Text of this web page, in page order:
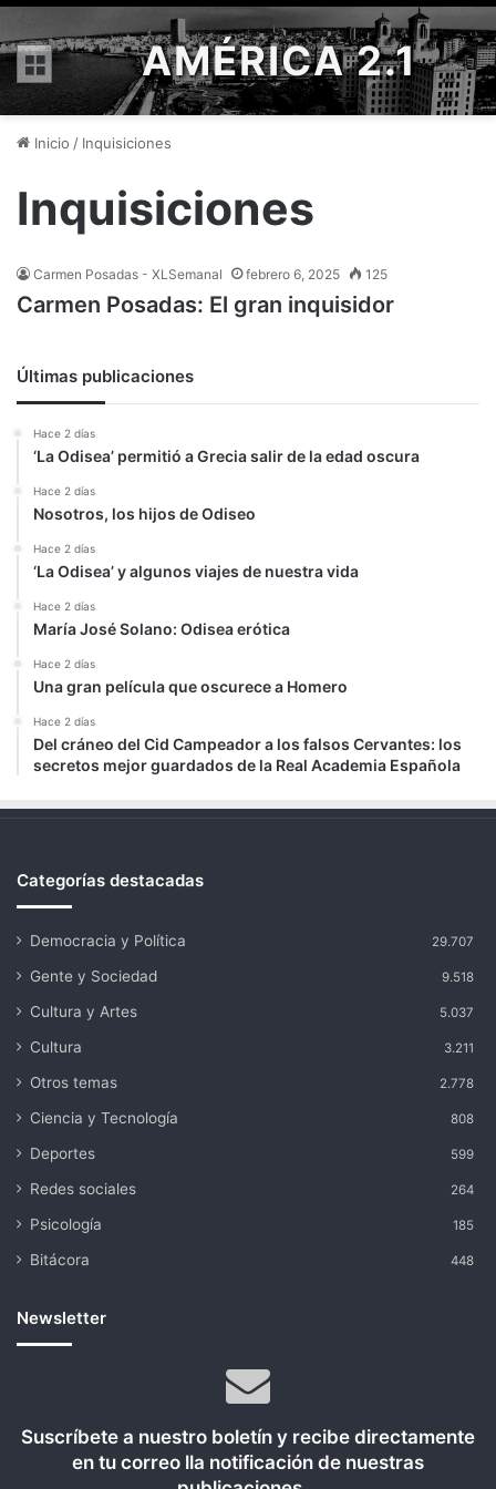
Menú AMÉRICA 2.1
Inicio / Inquisiciones
Inquisiciones
Carmen Posadas - XLSemanal febrero 6, 2025 125
Carmen Posadas: El gran inquisidor
Últimas publicaciones
Hace 2 días
‘La Odisea’ permitió a Grecia salir de la edad oscura
Hace 2 días
Nosotros, los hijos de Odiseo
Hace 2 días
‘La Odisea’ y algunos viajes de nuestra vida
Hace 2 días
María José Solano: Odisea erótica
Hace 2 días
Una gran película que oscurece a Homero
Hace 2 días
Del cráneo del Cid Campeador a los falsos Cervantes: los
secretos mejor guardados de la Real Academia Española
Categorías destacadas
Democracia y Política 29.707
Gente y Sociedad 9.518
Cultura y Artes 5.037
Cultura 3.211
Otros temas 2.778
Ciencia y Tecnología 808
Deportes 599
Redes sociales 264
Psicología 185
Bitácora 448
Newsletter
Suscríbete a nuestro boletín y recibe directamente
en tu correo lla notificación de nuestras